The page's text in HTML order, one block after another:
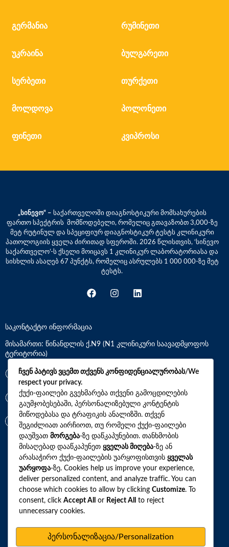
გერმანია რუმინეთი
უკრაინა ბულგარეთი
სერბეთი თურქეთი
მოლდოვა პოლონეთი
ფინეთი კვიპროსი
„სინევო“ – საქართველოში დიაგნოსტიკური მომსახურების
ფართო სპექტრის მომწოდებელი, რომელიც გთავაზობთ 3,000-ზე
მეტ რუტინულ და სპეციფიურ დიაგნოსტიკურ ტესტს კლინიკური
პათოლოგიის ყველა ძირითად სფეროში. 2026 წლისთვის, ‘სინევო
საქართველო’-ს ქსელი მოიცავს 1 კლინიკურ ლაბორატორიასა და
სისხლის ასაღებ 67 პუნქტს, რომელიც ასრულებს 1 000 000-ზე მეტ
ტესტს.
საკონტაქტო ინფორმაცია
მისამართი: წინანდლის ქ.N9 (N1 კლინიკური საავადმყოფოს
ტერიტორია)
*7770
+(995)32 2 800 111
info@synevo.ge
2021 – 2026 © სინევო. ყველა უფლება დაცულია
ყველა ანალიზი
ჩვენი აქციები და პროფილები
როგორ მოვემზადოთ ტესტების ჩასაბარებლად
ლაბორატორიული ცენტრები
ჩვენ პატივს ვცემთ თქვენს კონფიდენციალურობას/We
respect your privacy.
ქუქი-ფაილები გვეხმარება თქვენი გამოცდილების
გაუმჯობესებაში, პერსონალიზებული კონტენტის
მიწოდებასა და ტრაფიკის ანალიზში. თქვენ
შეგიძლიათ აირჩიოთ, თუ რომელი ქუქი-ფაილები
დაუშვათ მორგება-ზე დაწკაპუნებით. თანხმობის
მისაღებად დააწკაპუნეთ ყველას მიღება-ზე ან
არასაჭირო ქუქი-ფაილების უარყოფისთვის ყველას
უარყოფა-ზე. Cookies help us improve your experience,
deliver personalized content, and analyze traffic. You can
choose which cookies to allow by clicking Customize. To
consent, click Accept All or Reject All
to reject
unnecessary cookies.
პერსონალიზაცია/Personalization